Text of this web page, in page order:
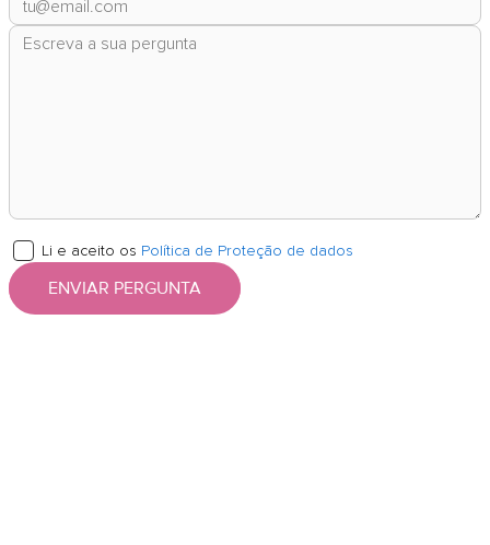
Li e aceito os Política de Proteção de dados
ENVIAR PERGUNTA